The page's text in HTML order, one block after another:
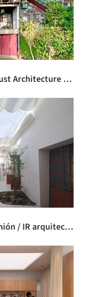
Primrose House / Robust Architecture Workshop
Pousada Rural La Reunión / IR arquitectura